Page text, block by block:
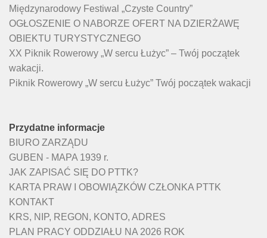
Międzynarodowy Festiwal „Czyste Country”
OGŁOSZENIE O NABORZE OFERT NA DZIERŻAWĘ
OBIEKTU TURYSTYCZNEGO
XX Piknik Rowerowy „W sercu Łużyc” – Twój początek
wakacji.
Piknik Rowerowy „W sercu Łużyc” Twój początek wakacji
Przydatne informacje
BIURO ZARZĄDU
GUBEN - MAPA 1939 r.
JAK ZAPISAĆ SIĘ DO PTTK?
KARTA PRAW I OBOWIĄZKÓW CZŁONKA PTTK
KONTAKT
KRS, NIP, REGON, KONTO, ADRES
PLAN PRACY ODDZIAŁU NA 2026 ROK